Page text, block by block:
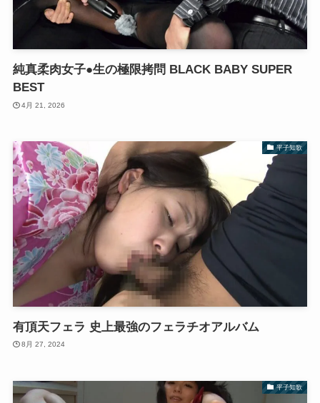
純真柔肉女子●生の極限拷問 BLACK BABY SUPER
BEST
4月 21, 2026
平子知歌
有頂天フェラ 史上最強のフェラチオアルバム
8月 27, 2024
平子知歌